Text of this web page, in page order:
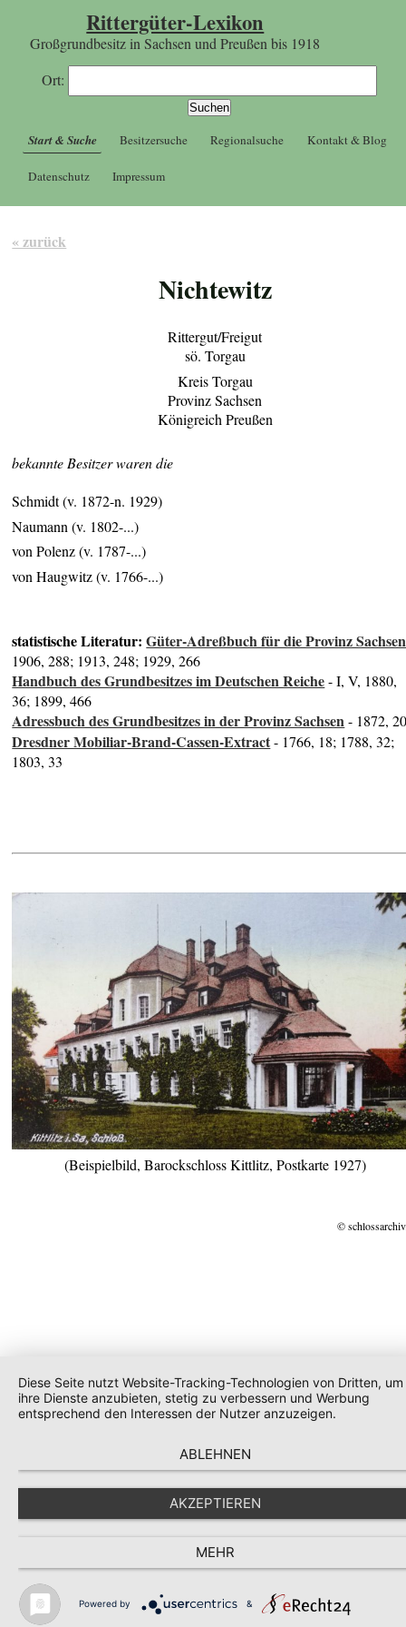
Rittergüter-Lexikon
Großgrundbesitz in Sachsen und Preußen bis 1918
Ort:
Start & Suche Besitzersuche Regionalsuche Kontakt & Blog
Datenschutz Impressum
« zurück
Nichtewitz
Rittergut/Freigut
sö. Torgau
Kreis Torgau
Provinz Sachsen
Königreich Preußen
bekannte Besitzer waren die
Schmidt (v. 1872-n. 1929)
Naumann (v. 1802-...)
von Polenz (v. 1787-...)
von Haugwitz (v. 1766-...)
statistische Literatur:Güter-Adreßbuch für die Provinz Sachsen
1906, 288; 1913, 248; 1929, 266
Handbuch des Grundbesitzes im Deutschen Reiche- I, V, 1880,
36; 1899, 466
Adressbuch des Grundbesitzes in der Provinz Sachsen- 1872,
Dresdner Mobiliar-Brand-Cassen-Extract- 1766, 18; 1788, 32;
1803, 33
(Beispielbild, Barockschloss Kittlitz, Postkarte 1927)
©
Diese Seite nutzt Website-Tracking-Technologien von Dritten, um
ihre Dienste anzubieten, stetig zu verbessern und Werbung
entsprechend den Interessen der Nutzer anzuzeigen.
ABLEHNEN
AKZEPTIEREN
MEHR
Powered by &